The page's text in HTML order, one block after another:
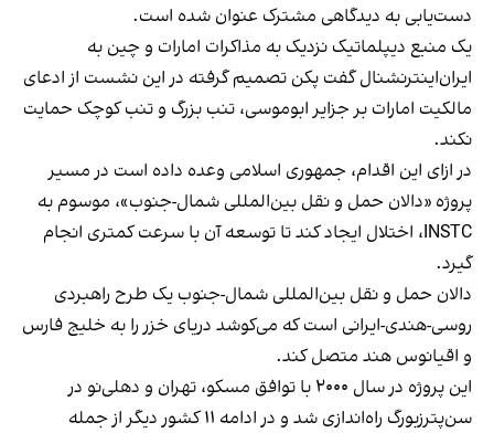
دست‌یابی به دیدگاهی مشترک عنوان شده است.
یک منبع دیپلماتیک نزدیک به مذاکرات امارات و چین به
ایران‌اینترنشنال گفت پکن تصمیم گرفته در این نشست از ادعای
مالکیت امارات بر جزایر ابوموسی، تنب بزرگ و تنب کوچک حمایت
نکند.
در ازای این اقدام، جمهوری اسلامی وعده داده است در مسیر
پروژه «دالان حمل و نقل بین‌المللی شمال-جنوب»، موسوم به
INSTC، اختلال ایجاد کند تا توسعه آن با سرعت کمتری انجام
گیرد.
دالان حمل و نقل بین‌المللی شمال-جنوب یک طرح راهبردی
روسی-هندی-ایرانی است که می‌کوشد دریای خزر را به خلیج فارس
و اقیانوس هند متصل کند.
این پروژه در سال ۲۰۰۰ با توافق مسکو، تهران و دهلی‌نو در
سن‌پترزبورگ راه‌اندازی شد و در ادامه ۱۱ کشور دیگر از جمله